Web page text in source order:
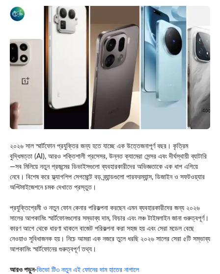
২০২৬ সাল স্মার্টফোন প্রযুক্তির জন্য হতে যাচ্ছে এক উত্তেজনাপূর্ণ বছর। কৃত্রিম
বুদ্ধিমত্তা (AI), আরও শক্তিশালী প্রসেসর, উন্নত ক্যামেরা সেন্সর এবং দীর্ঘস্থায়ী ব্যাটারি
—সব মিলিয়ে নতুন প্রজন্মের ডিভাইসগুলো ব্যবহারকারীদের অভিজ্ঞতাকে এক ধাপ এগিয়ে
নেবে। বিশেষ করে ফ্ল্যাগশিপ সেগমেন্টে বড় ব্র্যান্ডগুলো পারফরম্যান্স, ডিজাইন ও সফটওয়্যার
অপ্টিমাইজেশনে চমক দেখাতে প্রস্তুত।
প্রযুক্তিপ্রেমী ও নতুন ফোন কেনার পরিকল্পনা করছেন এমন ব্যবহারকারীদের জন্য ২০২৬
সালের আপকামিং স্মার্টফোনগুলোর সম্ভাব্য দাম, ফিচার এবং লঞ্চ টাইমলাইন জানা গুরুত্বপূর্ণ।
কারণ আগে থেকে ধারণা থাকলে বাজেট পরিকল্পনা করা সহজ হয় এবং সেরা মডেল বেছে
নেওয়াও সুবিধাজনক হয়। নিচে আমরা এক নজরে তুলে ধরছি ২০২৬ সালের সেরা ৫টি সম্ভাব্য
আপকামিং স্মার্টফোনের গুরুত্বপূর্ণ তথ্য।
আরও পড়ুন-ভিভো টি৩ নতুন এই ফোনের দাম হাতের নাগালে